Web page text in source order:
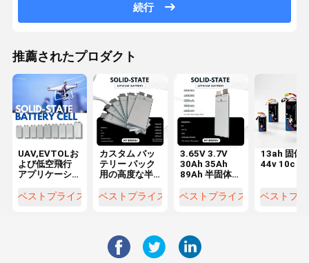
続行
推薦されたプロダクト
UAV,EVTOLお
よび低空飛行
アプリケーシ
半固体ドロー
ベストプライス
カスタム バッ
テリー パック
用の高度な半
ート リチウム
ベストプライス
3.65V 3.7V
30Ah 35Ah
89Ah 半固体電
ベストプライス
13ah 固体
44v 10c
ベストプ